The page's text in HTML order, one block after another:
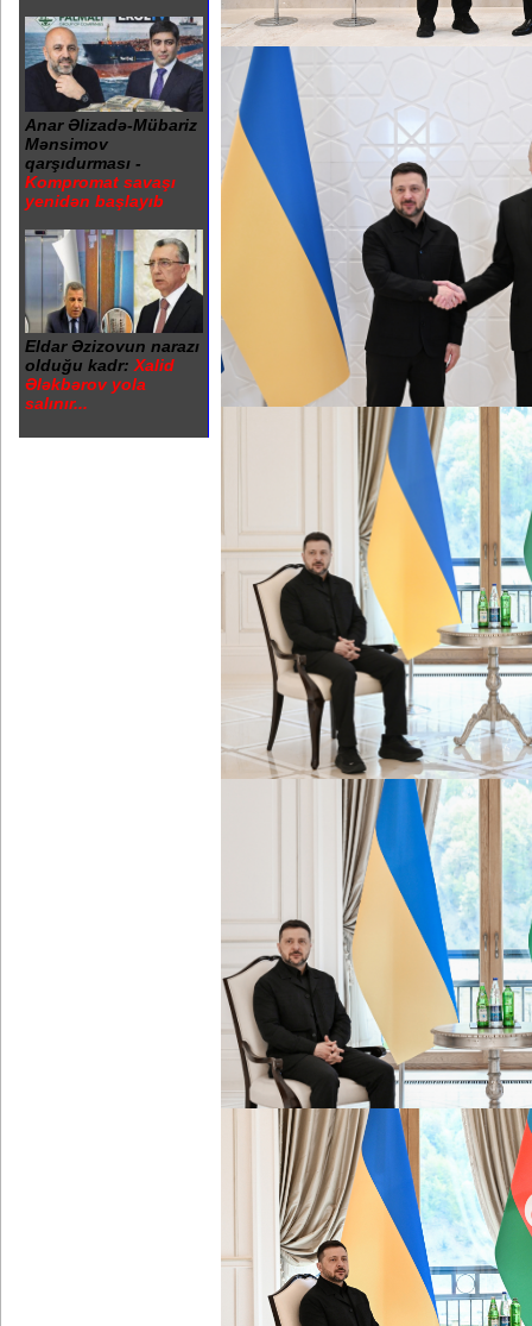
Anar Əlizadə-Mübariz
Mənsimov
qarşıdurması -
Kompromat savaşı
yenidən başlayıb
Eldar Əzizovun narazı
olduğu kadr: Xalid
Ələkbərov yola
salınır...